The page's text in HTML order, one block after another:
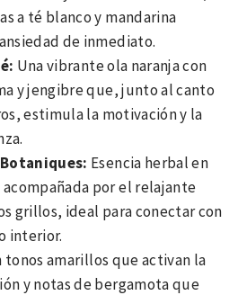
a té blanco y mandarina
de inmediato.
Una vibrante ola naranja con
y jengibre que, junto al canto
estimula la motivación y la
Esencia herbal en
por el relajante
grillos, ideal para conectar con
interior.
tonos amarillos que activan la
y notas de bergamota que